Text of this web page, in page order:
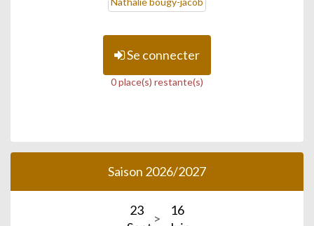
Se connecter
0 place(s) restante(s)
Saison 2026/2027
23
16